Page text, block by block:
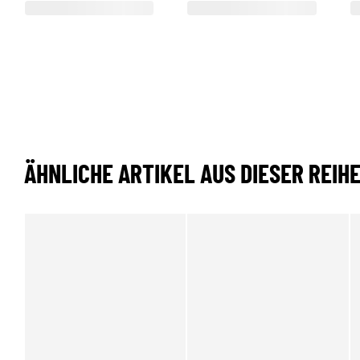
ÄHNLICHE ARTIKEL AUS DIESER REIHE